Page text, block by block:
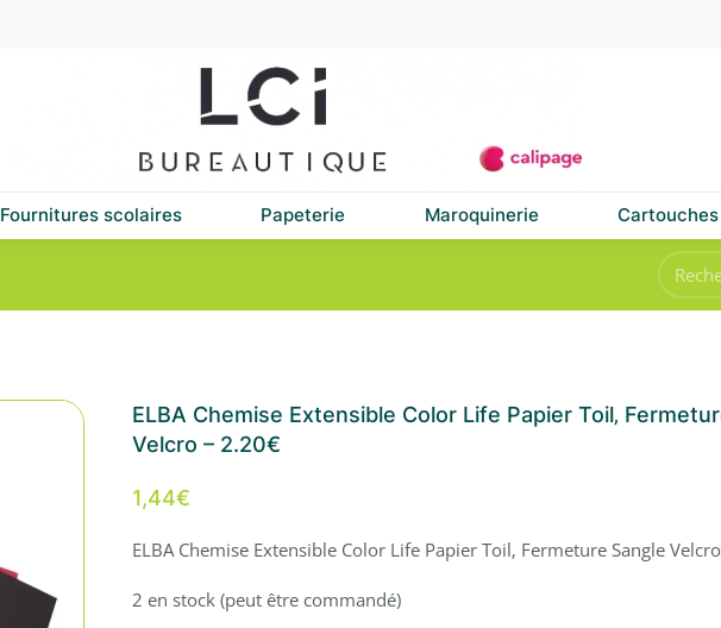
Fournitures scolaires Papeterie Maroquinerie Cartouches
ELBA Chemise Extensible Color Life Papier Toil‚
Velcro – 2.20€
1,44€
ELBA Chemise Extensible Color Life Papier Toil‚ Fermeture Sangle
2 en stock (peut être commandé)